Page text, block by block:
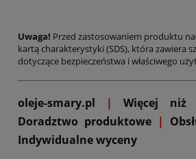
Uwaga! Przed zastosowaniem produktu
kartą charakterystyki (SDS), która zawiera
dotyczące bezpieczeństwa i właściwego
oleje-smary.pl | Więcej niż
Doradztwo produktowe |
Indywidualne wyceny